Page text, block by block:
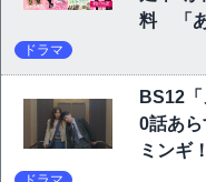
料 「あ
ドラマ
BS12
0話あ
ミンギ！